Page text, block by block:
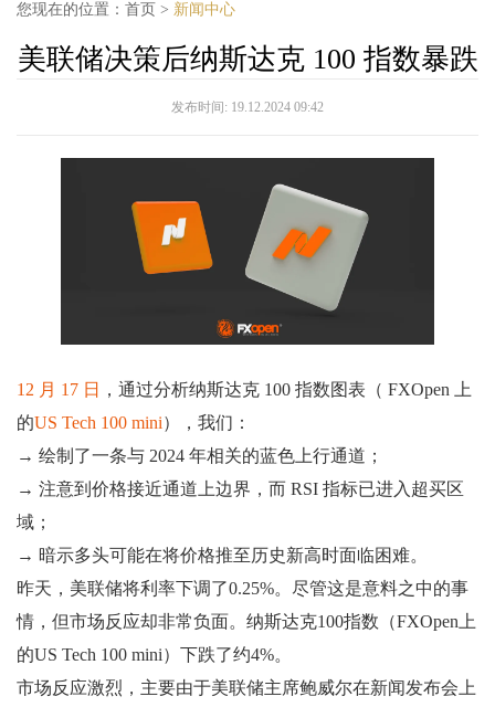
您现在的位置： 首页 > 新闻中心
美联储决策后纳斯达克 100 指数暴跌
发布时间: 19.12.2024 09:42
12 月 17 日
，通过分析纳斯达克 100 指数图表（ FXOpen 上
的US Tech 100 mini），我们：
→ 绘制了一条与 2024 年相关的蓝色上行通道；
→ 注意到价格接近通道上边界，而 RSI 指标已进入超买区
域；
→ 暗示多头可能在将价格推至历史新高时面临困难。
昨天，美联储将利率下调了0.25%。尽管这是意料之中的事
情，但市场反应却非常负面。纳斯达克100指数（FXOpen上
的US Tech 100 mini）下跌了约4%。
市场反应激烈，主要由于美联储主席鲍威尔在新闻发布会上